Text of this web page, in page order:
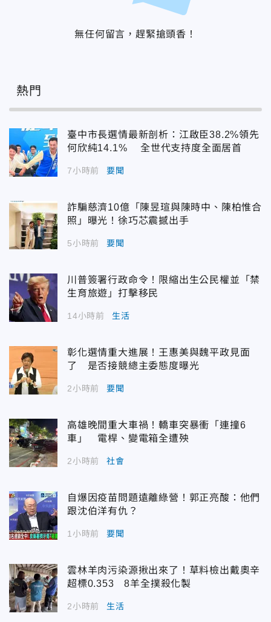
無任何留言，趕緊搶頭香！
熱門
臺中市長選情最新剖析：江啟臣38.2%領先
何欣純14.1% 全世代支持度全面居首
7小時前 要聞
詐騙慈濟10億「陳昱瑄與陳時中、陳柏惟合
照」曝光！徐巧芯震撼出手
5小時前 要聞
川普簽署行政命令！限縮出生公民權並「禁
生育旅遊」打擊移民
14小時前 生活
彰化選情重大進展！王惠美與魏平政見面
了 是否接競總主委態度曝光
2小時前 要聞
高雄晚間重大車禍！轎車突暴衝「連撞6
車」 電桿、變電箱全遭殃
2小時前 社會
自爆因疫苗問題遠離綠營！郭正亮酸：他們
跟沈伯洋有仇？
1小時前 要聞
雲林羊肉污染源揪出來了！草料檢出戴奧辛
超標0.353 8羊全撲殺化製
2小時前 生活